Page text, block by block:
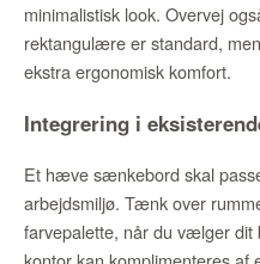
minimalistisk look. Overvej
rektangulære er standard,
ekstra ergonomisk komfort.
Integrering i
Et hæve sænkebord skal
arbejdsmiljø. Tænk over
farvepalette, når du vælger dit